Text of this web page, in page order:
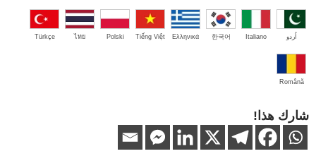
اُردو Italiano
한국어
Ελληνικά
Tiếng Việt
Polski
ไทย
Türkçe
Română
شارك هذا!